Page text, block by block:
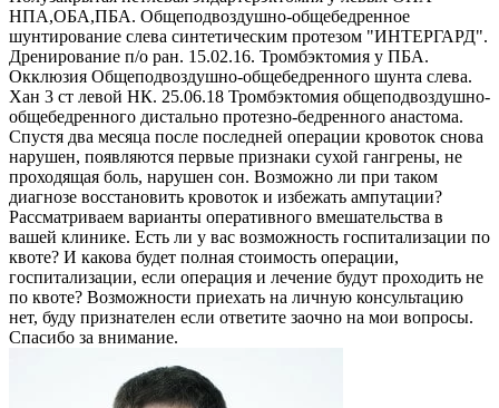
НПА,ОБА,ПБА. Общеподвоздушно-общебедренное
шунтирование слева синтетическим протезом "ИНТЕРГАРД".
Дренирование п/о ран. 15.02.16. Тромбэктомия у ПБА.
Окклюзия Общеподвоздушно-общебедренного шунта слева.
Хан 3 ст левой НК. 25.06.18 Тромбэктомия общеподвоздушно-
общебедренного дистально протезно-бедренного анастома.
Спустя два месяца после последней операции кровоток снова
нарушен, появляются первые признаки сухой гангрены, не
проходящая боль, нарушен сон. Возможно ли при таком
диагнозе восстановить кровоток и избежать ампутации?
Рассматриваем варианты оперативного вмешательства в
вашей клинике. Есть ли у вас возможность госпитализации по
квоте? И какова будет полная стоимость операции,
госпитализации, если операция и лечение будут проходить не
по квоте? Возможности приехать на личную консультацию
нет, буду признателен если ответите заочно на мои вопросы.
Спасибо за внимание.